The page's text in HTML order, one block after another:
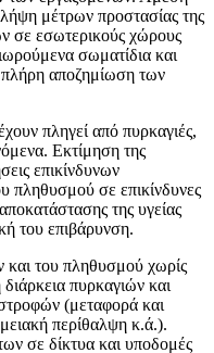
μέτρων προστασίας της
σε εσωτερικούς χώρους
σωματίδια και
πλήρη αποζημίωση των
πληγεί από πυρκαγιές,
Εκτίμηση της
επικίνδυνων
πληθυσμού σε επικίνδυνες
της υγείας
του επιβάρυνση.
και του πληθυσμού χωρίς
πυρκαγιών και
(μεταφορά και
περίθαλψη κ.ά.).
σε δίκτυα και υποδομές